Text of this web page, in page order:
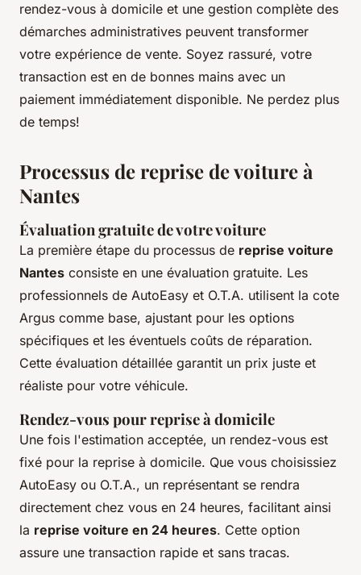
rendez-vous à domicile et une gestion complète des
démarches administratives peuvent transformer
votre expérience de vente. Soyez rassuré, votre
transaction est en de bonnes mains avec un
paiement immédiatement disponible. Ne perdez plus
de temps!
Processus de reprise de voiture à
Nantes
Évaluation gratuite de votre voiture
La première étape du processus de reprise voiture
Nantes consiste en une évaluation gratuite. Les
professionnels de AutoEasy et O.T.A. utilisent la cote
Argus comme base, ajustant pour les options
spécifiques et les éventuels coûts de réparation.
Cette évaluation détaillée garantit un prix juste et
réaliste pour votre véhicule.
Rendez-vous pour reprise à domicile
Une fois l'estimation acceptée, un rendez-vous est
fixé pour la reprise à domicile. Que vous choisissiez
AutoEasy ou O.T.A., un représentant se rendra
directement chez vous en 24 heures, facilitant ainsi
la reprise voiture en 24 heures. Cette option
assure une transaction rapide et sans tracas.